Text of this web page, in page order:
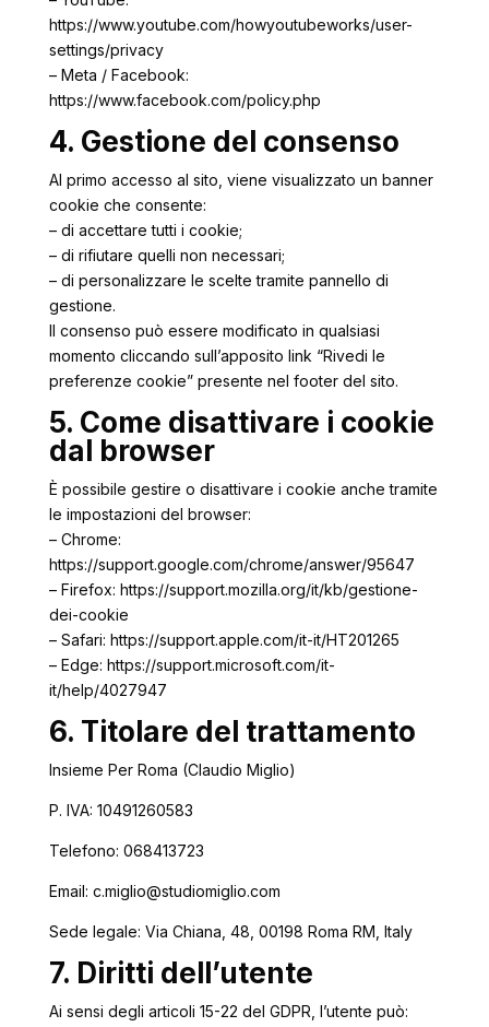
https://www.youtube.com/howyoutubeworks/user-
settings/privacy
– Meta / Facebook:
https://www.facebook.com/policy.php
4. Gestione del consenso
Al primo accesso al sito, viene visualizzato un banner
cookie che consente:
– di accettare tutti i cookie;
– di rifiutare quelli non necessari;
– di personalizzare le scelte tramite pannello di
gestione.
Il consenso può essere modificato in qualsiasi
momento cliccando sull’apposito link “Rivedi le
preferenze cookie” presente nel footer del sito.
5. Come disattivare i cookie
dal browser
È possibile gestire o disattivare i cookie anche tramite
le impostazioni del browser:
– Chrome:
https://support.google.com/chrome/answer/95647
– Firefox: https://support.mozilla.org/it/kb/gestione-
dei-cookie
– Safari: https://support.apple.com/it-it/HT201265
– Edge: https://support.microsoft.com/it-
it/help/4027947
6. Titolare del trattamento
Insieme Per Roma (Claudio Miglio)
P. IVA: 10491260583
Telefono: 068413723
Email: c.miglio@studiomiglio.com
Sede legale: Via Chiana, 48, 00198 Roma RM, Italy
7. Diritti dell’utente
Ai sensi degli articoli 15-22 del GDPR, l’utente può: